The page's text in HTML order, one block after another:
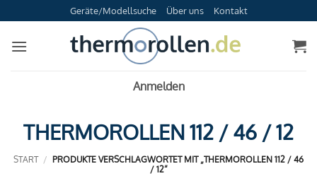
Inhalt
springen
Geräte/Modellsuche Über uns Kontakt
Anmelden
THERMOROLLEN 112 / 46 / 12
START / PRODUKTE VERSCHLAGWORTET MIT „THERMOROLLEN 112 / 46
/ 12“